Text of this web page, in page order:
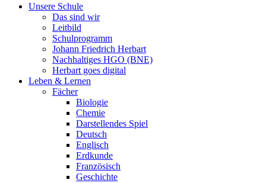
Unsere Schule
Das sind wir
Leitbild
Schulprogramm
Johann Friedrich Herbart
Nachhaltiges HGO (BNE)
Herbart goes digital
Leben & Lernen
Fächer
Biologie
Chemie
Darstellendes Spiel
Deutsch
Englisch
Erdkunde
Französisch
Geschichte